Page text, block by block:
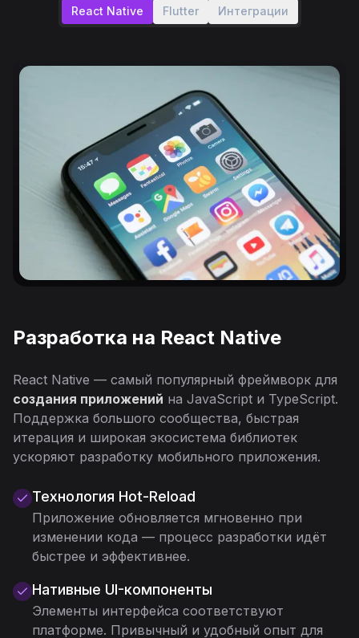
React Native Flutter Интеграции
Разработка на React Native
React Native — самый популярный фреймворк для
создания приложений на JavaScript и TypeScript.
Поддержка большого сообщества, быстрая
итерация и широкая экосистема библиотек
ускоряют разработку мобильного приложения.
Технология Hot-Reload
Приложение обновляется мгновенно при
изменении кода — процесс разработки идёт
быстрее и эффективнее.
Нативные UI-компоненты
Элементы интерфейса соответствуют
платформе. Привычный и удобный опыт для